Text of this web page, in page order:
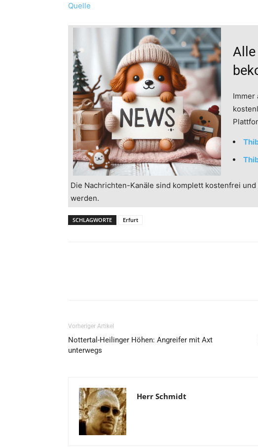
Quelle
Immer
Die Nachrichten-Kanäle sind komplett kostenfrei
werden.
SCHLAGWORTE Erfurt
Vorheriger Artikel
Nottertal-Heilinger Höhen: Angreifer mit Axt
unterwegs
Herr Schmidt